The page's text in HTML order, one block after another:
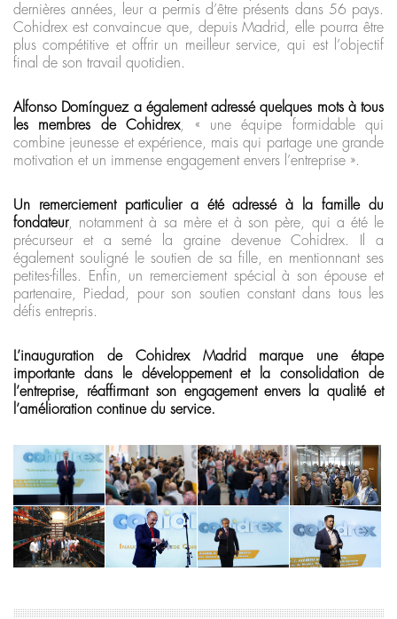
dernières années, leur a permis d’être présents dans 56 pays.
Cohidrex est convaincue que, depuis Madrid, elle pourra être
plus compétitive et offrir un meilleur service, qui est l’objectif
final de son travail quotidien.
Alfonso Domínguez a également adressé quelques mots à tous
les membres de Cohidrex, « une équipe formidable qui
combine jeunesse et expérience, mais qui partage une grande
motivation et un immense engagement envers l’entreprise ».
Un remerciement particulier a été adressé à la famille du
fondateur, notamment à sa mère et à son père, qui a été le
précurseur et a semé la graine devenue Cohidrex. Il a
également souligné le soutien de sa fille, en mentionnant ses
petites-filles. Enfin, un remerciement spécial à son épouse et
partenaire, Piedad, pour son soutien constant dans tous les
défis entrepris.
L’inauguration de Cohidrex Madrid marque une étape
importante dans le développement et la consolidation de
l’entreprise, réaffirmant son engagement envers la qualité et
l’amélioration continue du service.